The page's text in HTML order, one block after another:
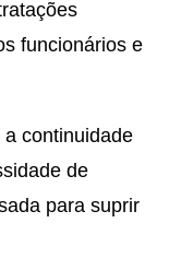
funcionários e
continuidade
de
para suprir